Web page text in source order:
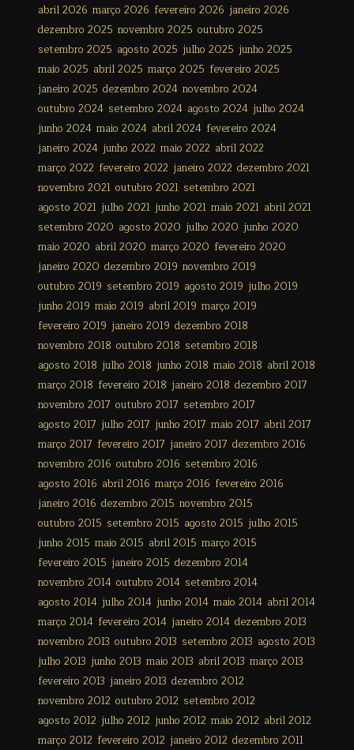
abril 2026 março 2026 fevereiro 2026 janeiro 2026
dezembro 2025 novembro 2025 outubro 2025
setembro 2025 agosto 2025 julho 2025 junho 2025
maio 2025 abril 2025 março 2025 fevereiro 2025
janeiro 2025 dezembro 2024 novembro 2024
outubro 2024 setembro 2024 agosto 2024 julho 2024
junho 2024 maio 2024 abril 2024 fevereiro 2024
janeiro 2024 junho 2022 maio 2022 abril 2022
março 2022 fevereiro 2022 janeiro 2022 dezembro 2021
novembro 2021 outubro 2021 setembro 2021
agosto 2021 julho 2021 junho 2021 maio 2021 abril 2021
setembro 2020 agosto 2020 julho 2020 junho 2020
maio 2020 abril 2020 março 2020 fevereiro 2020
janeiro 2020 dezembro 2019 novembro 2019
outubro 2019 setembro 2019 agosto 2019 julho 2019
junho 2019 maio 2019 abril 2019 março 2019
fevereiro 2019 janeiro 2019 dezembro 2018
novembro 2018 outubro 2018 setembro 2018
agosto 2018 julho 2018 junho 2018 maio 2018 abril 2018
março 2018 fevereiro 2018 janeiro 2018 dezembro 2017
novembro 2017 outubro 2017 setembro 2017
agosto 2017 julho 2017 junho 2017 maio 2017 abril 2017
março 2017 fevereiro 2017 janeiro 2017 dezembro 2016
novembro 2016 outubro 2016 setembro 2016
agosto 2016 abril 2016 março 2016 fevereiro 2016
janeiro 2016 dezembro 2015 novembro 2015
outubro 2015 setembro 2015 agosto 2015 julho 2015
junho 2015 maio 2015 abril 2015 março 2015
fevereiro 2015 janeiro 2015 dezembro 2014
novembro 2014 outubro 2014 setembro 2014
agosto 2014 julho 2014 junho 2014 maio 2014 abril 2014
março 2014 fevereiro 2014 janeiro 2014 dezembro 2013
novembro 2013 outubro 2013 setembro 2013 agosto 2013
julho 2013 junho 2013 maio 2013 abril 2013 março 2013
fevereiro 2013 janeiro 2013 dezembro 2012
novembro 2012 outubro 2012 setembro 2012
agosto 2012 julho 2012 junho 2012 maio 2012 abril 2012
março 2012 fevereiro 2012 janeiro 2012 dezembro 2011